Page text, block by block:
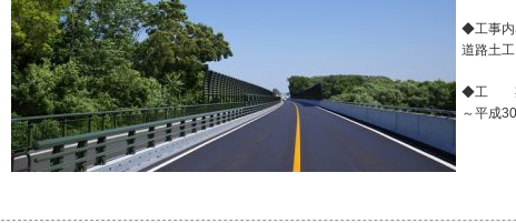
◆工事内
道路土
◆工
～平成